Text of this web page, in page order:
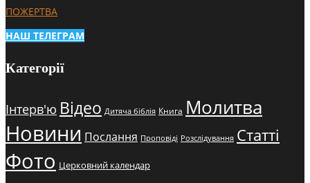
ПОЖЕРТВА
НАШ ТЕЛЕГРАМ
Категорії
Інтерв'ю Відео Дитяча біблія Книга Молитва
Новини Послання Проповіді Розслідування Статті
Фото Церковний календар